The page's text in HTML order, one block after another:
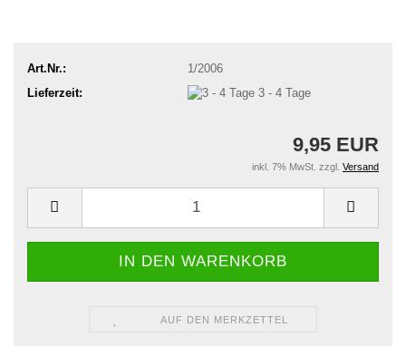
Art.Nr.:
1/2006
Lieferzeit:
3 - 4 Tage
9,95 EUR
inkl. 7% MwSt. zzgl. Versand
AUF DEN MERKZETTEL